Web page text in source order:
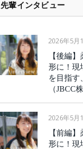
先輩インタビュー
2026年5月
【後編
形に！現
を目指す
（JBCC
2026年5月
【前編
形に！現